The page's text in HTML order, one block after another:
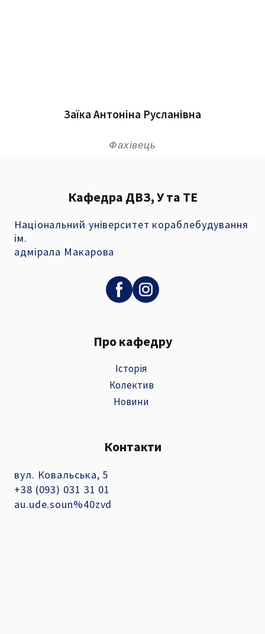
Заїка Антоніна Русланівна
Фахівець
Кафедра ДВЗ, У та ТЕ
Національний університет кораблебудування
ім.
адмірала Макарова
Про кафедру
Історія
Колектив
Новини
Контакти
вул. Ковальська, 5
+38 (093) 031 31 01
au.ude.soun%40zvd